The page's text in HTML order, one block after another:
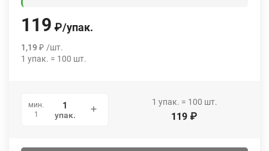
119 ₽/упак.
1,19 ₽ /шт.
1 упак. = 100 шт.
мин.
1
упак.
1 упак. = 100 шт.
119 ₽